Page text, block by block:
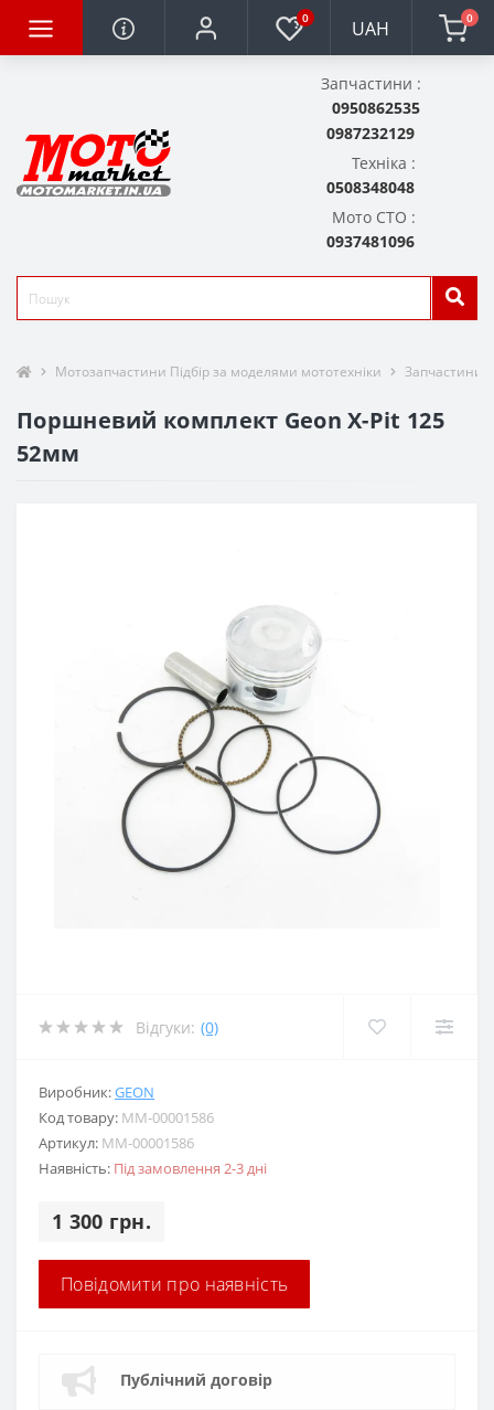
0 UAH 0
Запчастини :
0950862535
0987232129
Техніка :
0508348048
Мото СТО :
0937481096
Мотозапчастини Підбір за моделями мототехніки Запчастини
Поршневий комплект Geon X-Pit 125
52мм
Відгуки: (0)
Виробник:GEON
Код товару: MM-00001586
Артикул: MM-00001586
Наявність: Під замовлення 2-3 дні
1 300 грн.
Повідомити про наявність
Публічний договір